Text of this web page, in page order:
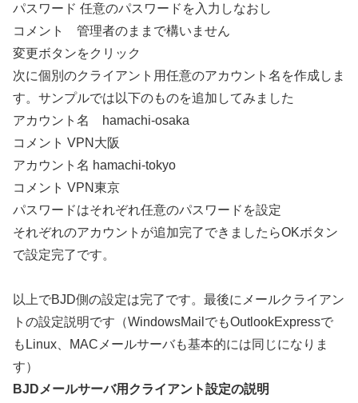
パスワード 任意のパスワードを入力しなおし
コメント 管理者のままで構いません
変更ボタンをクリック
次に個別のクライアント用任意のアカウント名を作成しま
す。サンプルでは以下のものを追加してみました
アカウント名 hamachi-osaka
コメント VPN大阪
アカウント名 hamachi-tokyo
コメント VPN東京
パスワードはそれぞれ任意のパスワードを設定
それぞれのアカウントが追加完了できましたらOKボタン
で設定完了です。
以上でBJD側の設定は完了です。最後にメールクライアン
トの設定説明です（WindowsMailでもOutlookExpressで
もLinux、MACメールサーバも基本的には同じになりま
す）
BJDメールサーバ用クライアント設定の説明